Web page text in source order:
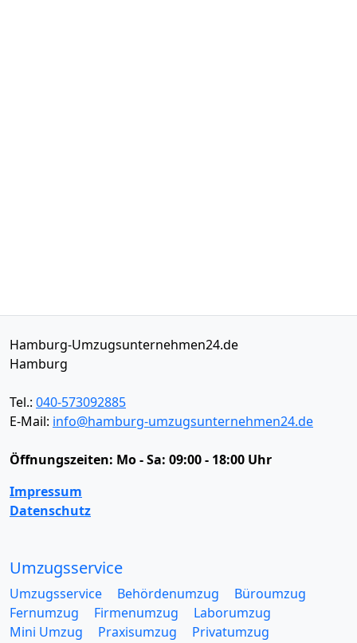
Hamburg-Umzugsunternehmen24.de
Hamburg
Tel.: 040-573092885
E-Mail: info@hamburg-umzugsunternehmen24.de
Öffnungszeiten: Mo - Sa: 09:00 - 18:00 Uhr
Impressum
Datenschutz
Umzugsservice
Umzugsservice Behördenumzug
Büroumzug
Fernumzug
Firmenumzug
Laborumzug
Mini Umzug
Praxisumzug
Privatumzug